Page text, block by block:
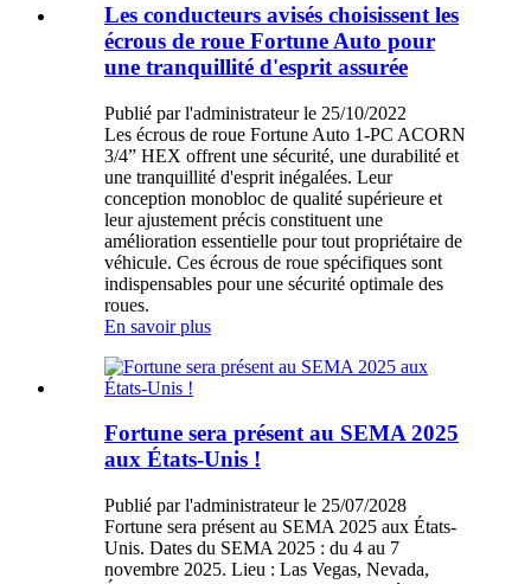
Les conducteurs avisés choisissent les
écrous de roue Fortune Auto pour
une tranquillité d'esprit assurée
Publié par l'administrateur le 25/10/2022
Les écrous de roue Fortune Auto 1-PC ACORN
3/4” HEX offrent une sécurité, une durabilité et
une tranquillité d'esprit inégalées. Leur
conception monobloc de qualité supérieure et
leur ajustement précis constituent une
amélioration essentielle pour tout propriétaire de
véhicule. Ces écrous de roue spécifiques sont
indispensables pour une sécurité optimale des
roues.
En savoir plus
Fortune sera présent au SEMA 2025
aux États-Unis !
Publié par l'administrateur le 25/07/2028
Fortune sera présent au SEMA 2025 aux États-
Unis. Dates du SEMA 2025 : du 4 au 7
novembre 2025. Lieu : Las Vegas, Nevada,